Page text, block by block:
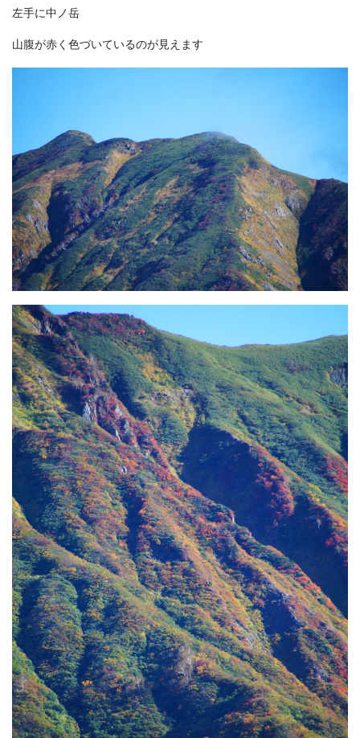
左手に中ノ岳
山腹が赤く色づいているのが見えます